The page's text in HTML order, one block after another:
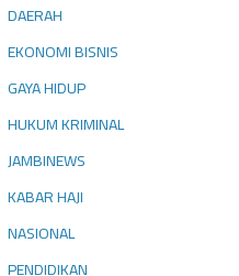
DAERAH
EKONOMI BISNIS
GAYA HIDUP
HUKUM KRIMINAL
JAMBINEWS
KABAR HAJI
NASIONAL
PENDIDIKAN